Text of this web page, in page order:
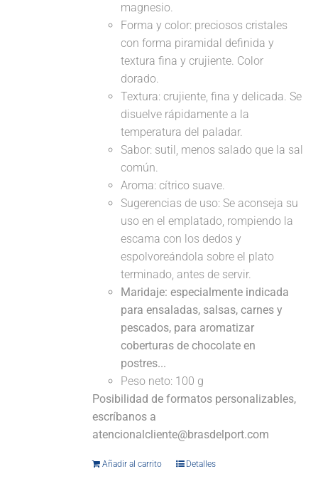
magnesio.
Forma y color: preciosos cristales
con forma piramidal definida y
textura fina y crujiente. Color
dorado.
Textura: crujiente, fina y delicada. Se
disuelve rápidamente a la
temperatura del paladar.
Sabor: sutil, menos salado que la sal
común.
Aroma: cítrico suave.
Sugerencias de uso: Se aconseja su
uso en el emplatado, rompiendo la
escama con los dedos y
espolvoreándola sobre el plato
terminado, antes de servir.
Maridaje: especialmente indicada
para ensaladas, salsas, carnes y
pescados, para aromatizar
coberturas de chocolate en
postres...
Peso neto: 100 g
Posibilidad de formatos personalizables,
escríbanos a
atencionalcliente@brasdelport.com
Añadir al carrito Detalles